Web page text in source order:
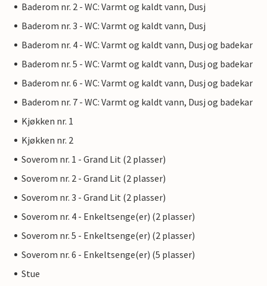
Baderom nr. 2 - WC: Varmt og kaldt vann, Dusj
Baderom nr. 3 - WC: Varmt og kaldt vann, Dusj
Baderom nr. 4 - WC: Varmt og kaldt vann, Dusj og badekar
Baderom nr. 5 - WC: Varmt og kaldt vann, Dusj og badekar
Baderom nr. 6 - WC: Varmt og kaldt vann, Dusj og badekar
Baderom nr. 7 - WC: Varmt og kaldt vann, Dusj og badekar
Kjøkken nr. 1
Kjøkken nr. 2
Soverom nr. 1 - Grand Lit (2 plasser)
Soverom nr. 2 - Grand Lit (2 plasser)
Soverom nr. 3 - Grand Lit (2 plasser)
Soverom nr. 4 - Enkeltsenge(er) (2 plasser)
Soverom nr. 5 - Enkeltsenge(er) (2 plasser)
Soverom nr. 6 - Enkeltsenge(er) (5 plasser)
Stue